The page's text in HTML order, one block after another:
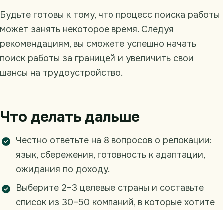
Будьте готовы к тому, что процесс поиска работы
может занять некоторое время. Следуя
рекомендациям, вы сможете успешно начать
поиск работы за границей и увеличить свои
шансы на трудоустройство.
Что делать дальше
Честно ответьте на 8 вопросов о релокации:
язык, сбережения, готовность к адаптации,
ожидания по доходу.
Выберите 2–3 целевые страны и составьте
список из 30–50 компаний, в которые хотите